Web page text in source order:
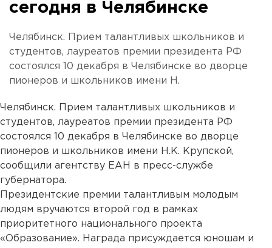
сегодня в Челябинске
Челябинск. Прием талантливых школьников и
студентов, лауреатов премии президента РФ
состоялся 10 декабря в Челябинске во дворце
пионеров и школьников имени Н.
Челябинск. Прием талантливых школьников и
студентов, лауреатов премии президента РФ
состоялся 10 декабря в Челябинске во дворце
пионеров и школьников имени Н.К. Крупской,
сообщили агентству ЕАН в пресс-службе
губернатора.
Президентские премии талантливым молодым
людям вручаются второй год в рамках
приоритетного национального проекта
«Образование». Награда присуждается юношам и